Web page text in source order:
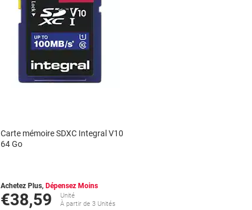
Carte mémoire SDXC Integral V10
64 Go
Achetez Plus, Dépensez Moins
€38,59
Unité
À partir de 3 Unités